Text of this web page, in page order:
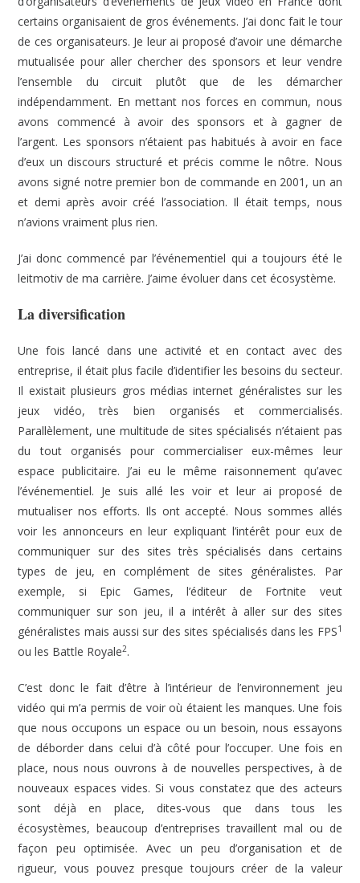
certains organisaient de gros événements. J’ai donc fait le tour
de ces organisateurs. Je leur ai proposé d’avoir une démarche
mutualisée pour aller chercher des sponsors et leur vendre
l’ensemble du circuit plutôt que de les démarcher
indépendamment. En mettant nos forces en commun, nous
avons commencé à avoir des sponsors et à gagner de
l’argent. Les sponsors n’étaient pas habitués à avoir en face
d’eux un discours structuré et précis comme le nôtre. Nous
avons signé notre premier bon de commande en 2001, un an
et demi après avoir créé l’association. Il était temps, nous
n’avions vraiment plus rien.
J’ai donc commencé par l’événementiel qui a toujours été le
leitmotiv de ma carrière. J’aime évoluer dans cet écosystème.
La diversification
Une fois lancé dans une activité et en contact avec des
entreprise, il était plus facile d’identifier les besoins du secteur.
Il existait plusieurs gros médias internet généralistes sur les
jeux vidéo, très bien organisés et commercialisés.
Parallèlement, une multitude de sites spécialisés n’étaient pas
du tout organisés pour commercialiser eux-mêmes leur
espace publicitaire. J’ai eu le même raisonnement qu’avec
l’événementiel. Je suis allé les voir et leur ai proposé de
mutualiser nos efforts. Ils ont accepté. Nous sommes allés
voir les annonceurs en leur expliquant l’intérêt pour eux de
communiquer sur des sites très spécialisés dans certains
types de jeu, en complément de sites généralistes. Par
exemple, si Epic Games, l’éditeur de Fortnite veut
communiquer sur son jeu, il a intérêt à aller sur des sites
généralistes mais aussi sur des sites spécialisés dans les FPS1
ou les Battle Royale2.
C’est donc le fait d’être à l’intérieur de l’environnement jeu
vidéo qui m’a permis de voir où étaient les manques. Une fois
que nous occupons un espace ou un besoin, nous essayons
de déborder dans celui d’à côté pour l’occuper. Une fois en
place, nous nous ouvrons à de nouvelles perspectives, à de
nouveaux espaces vides. Si vous constatez que des acteurs
sont déjà en place, dites-vous que dans tous les
écosystèmes, beaucoup d’entreprises travaillent mal ou de
façon peu optimisée. Avec un peu d’organisation et de
rigueur, vous pouvez presque toujours créer de la valeur